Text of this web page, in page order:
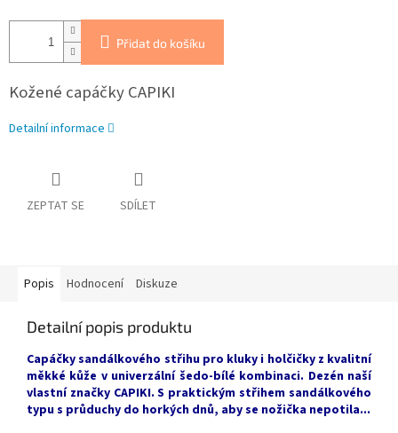
Přidat do košíku
Kožené capáčky CAPIKI
Detailní informace
ZEPTAT SE SDÍLET
Popis Hodnocení Diskuze
Detailní popis produktu
Capáčky sandálkového střihu pro kluky i holčičky z kvalitní
měkké kůže v univerzální šedo-bílé kombinaci. Dezén naší
vlastní značky CAPIKI. S praktickým střihem sandálkového
typu s průduchy do horkých dnů, aby se nožička nepotila...